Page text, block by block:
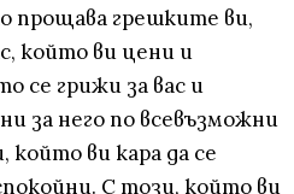
прощава грешките ви,
който ви цени и
се грижи за вас и
за него по всевъзможни
който ви кара да се
С този, който ви